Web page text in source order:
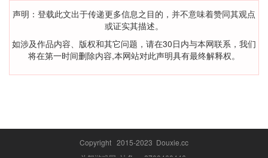
声明：登载此文出于传递更多信息之目的，并不意味着赞同其观点
或证实其描述。
如涉及作品内容、版权和其它问题，请在30日内与本网联系，我们
将在第一时间删除内容,本网站对此声明具有最终解释权。
Copyright 2015-2023 Douxie.cc